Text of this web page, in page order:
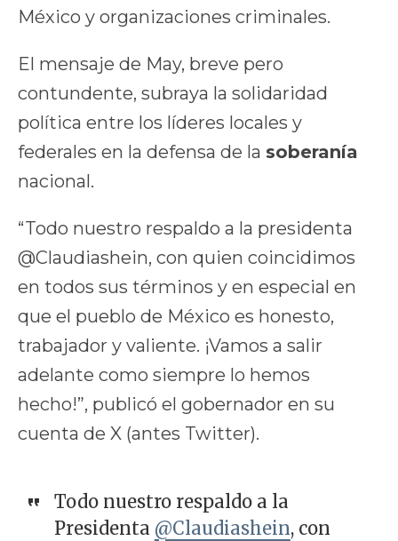
México y organizaciones criminales.
El mensaje de May, breve pero
contundente, subraya la solidaridad
política entre los líderes locales y
federales en la defensa de la soberanía
nacional.
“Todo nuestro respaldo a la presidenta
@Claudiashein, con quien coincidimos
en todos sus términos y en especial en
que el pueblo de México es honesto,
trabajador y valiente. ¡Vamos a salir
adelante como siempre lo hemos
hecho!”, publicó el gobernador en su
cuenta de X (antes Twitter).
Todo nuestro respaldo a la
Presidenta @Claudiashein, con